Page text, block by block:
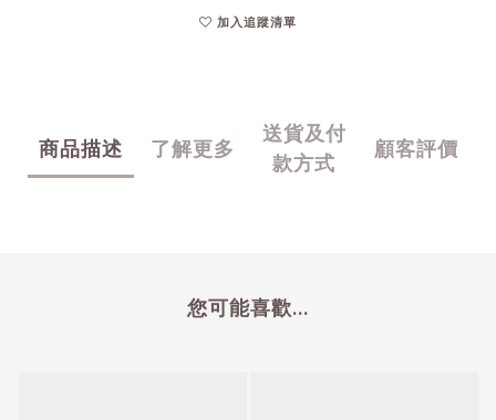
加入追蹤清單
商品描述 了解更多
送貨及付
款方式
顧客評價
您可能喜歡...